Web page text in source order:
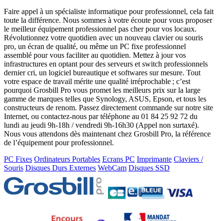
Faire appel à un spécialiste informatique pour professionnel, cela fait
toute la différence. Nous sommes à votre écoute pour vous proposer
le meilleur équipement professionnel pas cher pour vos locaux.
Révolutionnez votre quotidien avec un nouveau clavier ou souris
pro, un écran de qualité, ou même un PC fixe professionnel
assemblé pour vous faciliter au quotidien. Mettez à jour vos
infrastructures en optant pour des serveurs et switch professionnels
dernier cri, un logiciel bureautique et softwares sur mesure. Tout
votre espace de travail mérite une qualité irréprochable ; c’est
pourquoi Grosbill Pro vous promet les meilleurs prix sur la large
gamme de marques telles que Synology, ASUS, Epson, et tous les
constructeurs de renom. Passez directement commande sur notre site
Internet, ou contactez-nous par téléphone au 01 84 25 92 72 du
lundi au jeudi 9h-18h / vendredi 9h-16h30 (Appel non surtaxé).
Nous vous attendons dès maintenant chez Grosbill Pro, la référence
de l’équipement pour professionnel.
PC Fixes Ordinateurs Portables Ecrans PC Imprimante Claviers /
Souris Disques Durs Externes WebCam Disques SSD